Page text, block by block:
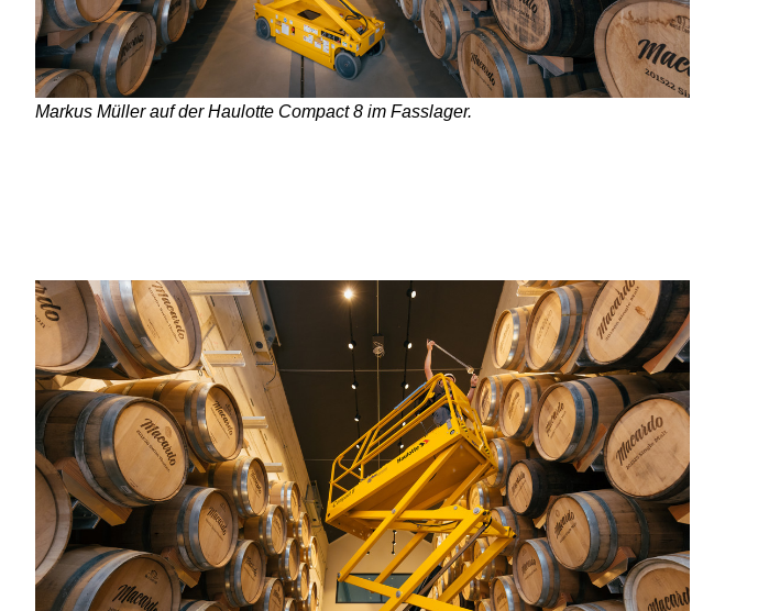
Markus Müller auf der Haulotte Compact 8 im Fasslager.